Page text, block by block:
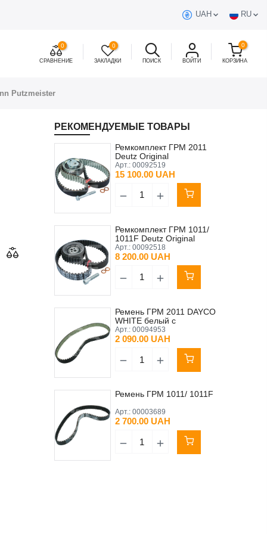
UAH RU
0
СРАВНЕНИЕ
0
ЗАКЛАДКИ ПОИСК ВОЙТИ
0
КОРЗИНА
Putzmeister
РЕКОМЕНДУЕМЫЕ ТОВАРЫ
Ремкомплект ГРМ 2011
Deutz Original
Арт.: 00092519
15 100.00 UAH
Ремкомплект ГРМ 1011/
1011F Deutz Original
Арт.: 00092518
8 200.00 UAH
Ремень ГРМ 2011 DAYCO
WHITE белый с
полиуретановым
покрытием
Арт.: 00094953
2 090.00 UAH
Ремень ГРМ 1011/ 1011F
Арт.: 00003689
2 700.00 UAH